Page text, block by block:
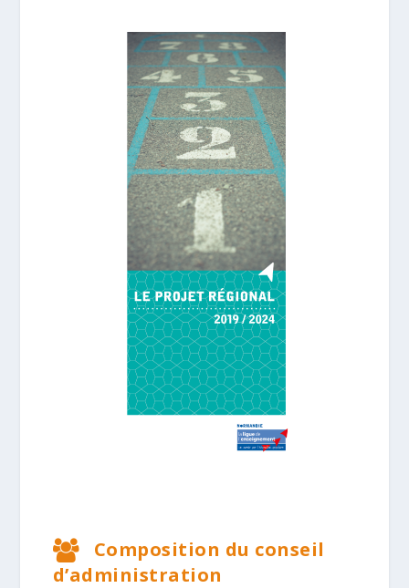
Composition du conseil
d’administration